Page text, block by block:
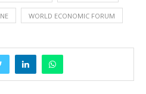
WORLD ECONOMIC FORUM